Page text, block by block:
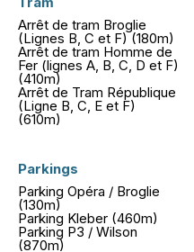
Arrêt de tram Broglie
(Lignes B, C et F) (180m)
Arrêt de tram Homme de
Fer (lignes A, B, C, D et F)
(410m)
Arrêt de Tram République
(Ligne B, C, E et F)
(610m)
Parkings
Parking Opéra / Broglie
(130m)
Parking Kleber (460m)
Parking P3 / Wilson
(870m)